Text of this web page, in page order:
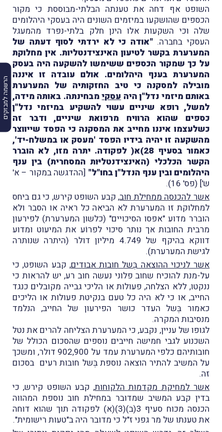
הרשמה למבזקים
השופט אף דחה את טענתה הבלתי-מבוססת כי מקור
הכספים שהושקעו במיזמים השונים היה בעסקי היהלומים
שלה וכי השקעות אלו הינן חלק בלתי-נפרד מהמעגל
העסקי בחברה. "אודה כי לא ירדתי לסוף דעתה של
המערערת בקשר לטיעון האינצידנטליות. אין מחלוקת
על כך שמקור הכספים ששימשו להשקעה היה בעסק
המערערת בענף היהלומים. אולם עובדה זו איננה
מובילה למסקנה כי טיב החזקותיה של המערערת
באותם מיזמי נדל"ן היהעסקימבחינתה. באותה מידה,
למשל, רופא שיניים עשוי להשקיע במיזמי נדל"ן
כספים שהוא הרוויח מרפואת שיניים, ודבר זה
כשלעצמו איננו מחייב את המסקנה כי הפסד שייווצר
מהשקעה זו יהיה בידיו הפסד 'מעסק או במשלח-יד',
כאמור בסעיף 28)א( לפקודה. יתרה מזו, לא הוברר
הקשר הכלכלי (האינצידנטליּות המסחרית) בין ענף
היהלומים ובין ענף הנדל"ן בחו"ל" [ההדגשה במקור – א'
ש'] (פס' 16).
אשר להכנסה ממחילת חוב, קבע השופט קירש, כי גם ביחס
למחלוקת זו המערערת לא הביאה כל ראיה או הסבר ולא
הוברר מדוע "אפסו הסיכויים" (כלשון המערערת) לפירעון
מרבית החובות אך נותר סיכוי לפרוֹע את המיעוט ומדוע
דווקא בהיקף של 4.749 מיליון דולר (היתרה שנותרה
לגישת המערערת).
אשר לניכוי ההוצאה בְּשל חובות אבודים, קבע השופט, כי
על-מנת להוכיח שחוב פלוני נעשה חוב רע, יש להראות כי
ננקטו, ללא הצלחה, פעולות או הליכי גבייה מקובלים כנגד
החייב, או כי לא היה כל טעם בנקיטת פעולות או הליכים
כאמור בְּשל העדר כושר הפירעון של החייב, הנלמד
מנסיבות המקרה.
לגופו של עניין, נקבע, כי המערערת הצליחה להרים את נטל
השכנוע לגבי חמישה חייבים נוספים שהסכום הכולל של
חובותיהם כלפי המערערת עמד על 902,900 דולר, ומשכך
על המשיב להתיר הוצאה נוספת בְּשל חובות רעים בסכום
זה.
אשר למחיקת מקדמות הלקוחות, קבע השופט קירש, כי
בדין קבע המשיב שמדובר במחילת חוב נוספת המהווה
הכנסה מכוח סעיף 3(ב)(3)(א) לפקודה תוך שהוא דוחה
את טענתו של מר גפני ז"ל כי מדובר היה ב"טעות רישומית".